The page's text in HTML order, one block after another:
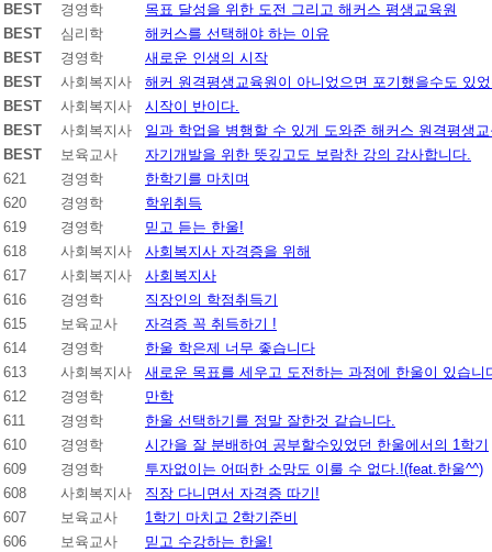
BEST 경영학
목표 달성을 위한 도전 그리고 해커스 평생교육원
BEST
심리학
해커스를 선택해야 하는 이유
BEST
경영학
새로운 인생의 시작
BEST
사회복지사
해커 원격평생교육원이 아니었으면 포기했을수도 있
BEST
사회복지사
시작이 반이다.
BEST
사회복지사
일과 학업을 병행할 수 있게 도와준 해커스 원격평생
BEST
보육교사
자기개발을 위한 뜻깊고도 보람찬 강의 감사합니다.
621
경영학
한학기를 마치며
620
경영학
학위취득
619
경영학
믿고 듣는 한울!
618
사회복지사
사회복지사 자격증을 위해
617
사회복지사
사회복지사
616
경영학
직장인의 학점취득기
615
보육교사
자격증 꼭 취득하기 !
614
경영학
한울 학은제 너무 좋습니다
613
사회복지사
새로운 목표를 세우고 도전하는 과정에 한울이 있습니
612
경영학
만학
611
경영학
한울 선택하기를 정말 잘한것 같습니다.
610
경영학
시간을 잘 분배하여 공부할수있었던 한울에서의 1학기
609
경영학
투자없이는 어떠한 소망도 이룰 수 없다.!(feat.한울^^)
608
사회복지사
직장 다니면서 자격증 따기!
607
보육교사
1학기 마치고 2학기준비
606
보육교사
믿고 수강하는 한울!